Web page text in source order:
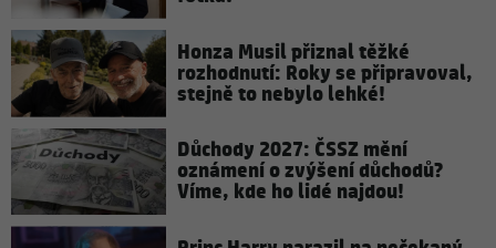
Honza Musil přiznal těžké
rozhodnutí: Roky se připravoval,
stejně to nebylo lehké!
Důchody 2027: ČSSZ mění
oznámení o zvýšení důchodů?
Víme, kde ho lidé najdou!